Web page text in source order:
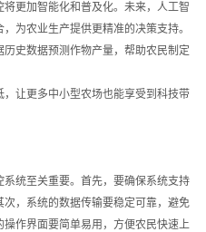
更加智能化和普及化。未来，人工智
为农业生产提供更精准的决策支持。
史数据预测作物产量，帮助农民制定
让更多中小型农场也能享受到科技带
统至关重要。首先，要确保系统支持
，系统的数据传输要稳定可靠，避免
作界面要简单易用，方便农民快速上